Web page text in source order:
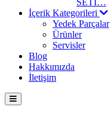
SETI…
İçerik Kategorileri
Yedek Parçalar
Ürünler
Servisler
Blog
Hakkımızda
İletişim